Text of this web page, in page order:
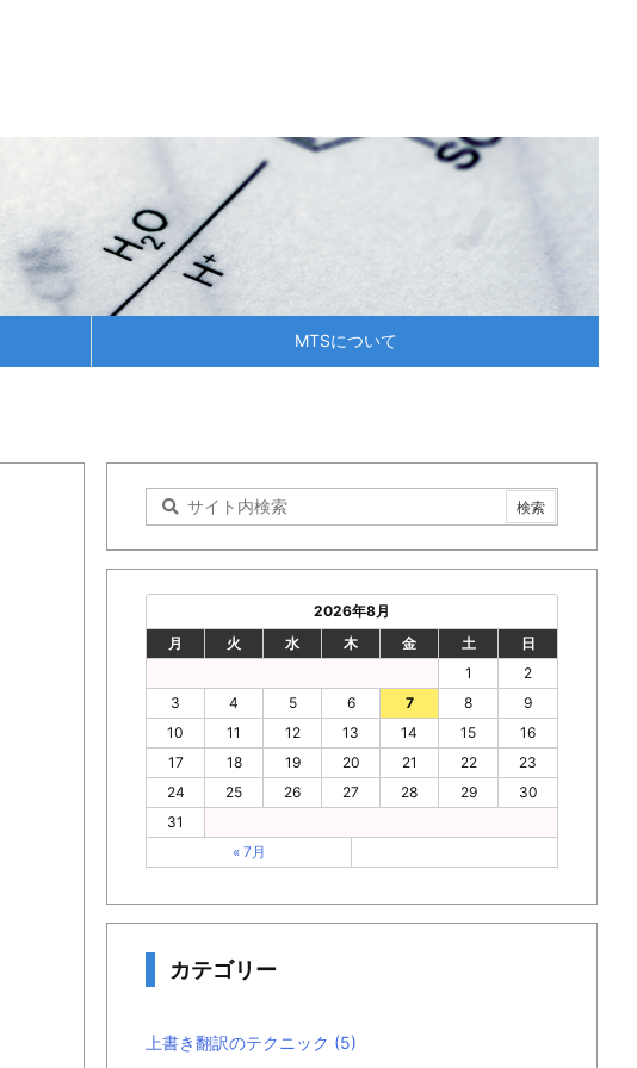
MTSについて
2026年8月
月
火 水 木 金 土
日
1
2
3
4 5 6 7 8
9
10
11 12 13 14 15
16
17
18 19 20 21 22
23
24
25 26 27 28 29
30
31
« 7月
カテゴリー
上書き翻訳のテクニック (5)